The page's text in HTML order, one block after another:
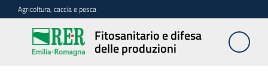
Vai al contenuto
Vai alla navigazione
Vai al footer
Agricoltura, caccia e pesca
Fitosanitario e difesa
delle produzioni
Fitosanitario
e difesa